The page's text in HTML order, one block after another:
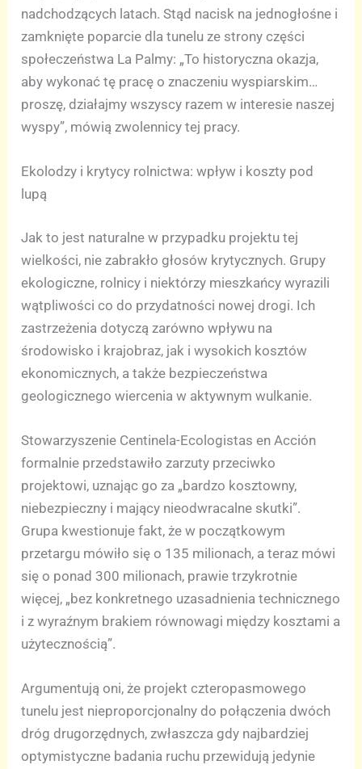
nadchodzących latach. Stąd nacisk na jednogłośne i
zamknięte poparcie dla tunelu ze strony części
społeczeństwa La Palmy: „To historyczna okazja,
aby wykonać tę pracę o znaczeniu wyspiarskim…
proszę, działajmy wszyscy razem w interesie naszej
wyspy”, mówią zwolennicy tej pracy.
Ekolodzy i krytycy rolnictwa: wpływ i koszty pod
lupą
Jak to jest naturalne w przypadku projektu tej
wielkości, nie zabrakło głosów krytycznych. Grupy
ekologiczne, rolnicy i niektórzy mieszkańcy wyrazili
wątpliwości co do przydatności nowej drogi. Ich
zastrzeżenia dotyczą zarówno wpływu na
środowisko i krajobraz, jak i wysokich kosztów
ekonomicznych, a także bezpieczeństwa
geologicznego wiercenia w aktywnym wulkanie.
Stowarzyszenie Centinela-Ecologistas en Acción
formalnie przedstawiło zarzuty przeciwko
projektowi, uznając go za „bardzo kosztowny,
niebezpieczny i mający nieodwracalne skutki”.
Grupa kwestionuje fakt, że w początkowym
przetargu mówiło się o 135 milionach, a teraz mówi
się o ponad 300 milionach, prawie trzykrotnie
więcej, „bez konkretnego uzasadnienia technicznego
i z wyraźnym brakiem równowagi między kosztami a
użytecznością”.
Argumentują oni, że projekt czteropasmowego
tunelu jest nieproporcjonalny do połączenia dwóch
dróg drugorzędnych, zwłaszcza gdy najbardziej
optymistyczne badania ruchu przewidują jedynie